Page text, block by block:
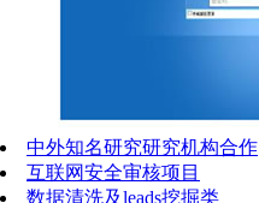
中外知名研究研究机构合作
互联网安全审核项目
数据清洗及leads挖掘类